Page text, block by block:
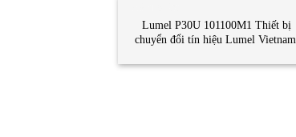
Lumel P30U 101100M1 Thiết bị
chuyển đổi tín hiệu Lumel Vietnam